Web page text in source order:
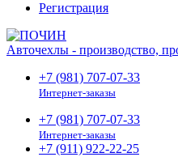
Регистрация
Авточехлы - производство,
+7 (981) 707-07-33
Интернет-заказы
+7 (981) 707-07-33
Интернет-заказы
+7 (911) 922-22-25